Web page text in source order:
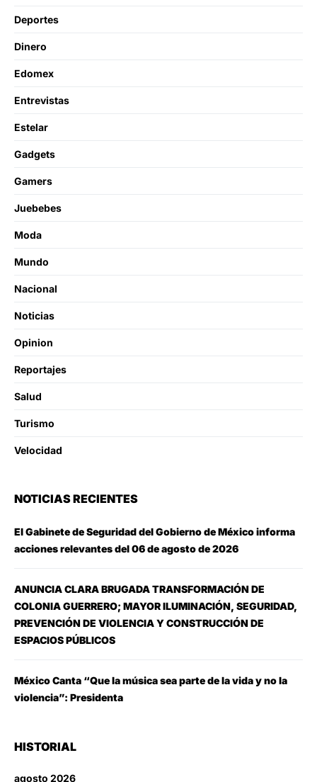
Deportes
Dinero
Edomex
Entrevistas
Estelar
Gadgets
Gamers
Juebebes
Moda
Mundo
Nacional
Noticias
Opinion
Reportajes
Salud
Turismo
Velocidad
NOTICIAS RECIENTES
El Gabinete de Seguridad del Gobierno de México informa
acciones relevantes del 06 de agosto de 2026
ANUNCIA CLARA BRUGADA TRANSFORMACIÓN DE
COLONIA GUERRERO; MAYOR ILUMINACIÓN, SEGURIDAD,
PREVENCIÓN DE VIOLENCIA Y CONSTRUCCIÓN DE
ESPACIOS PÚBLICOS
México Canta “Que la música sea parte de la vida y no la
violencia”: Presidenta
HISTORIAL
agosto 2026